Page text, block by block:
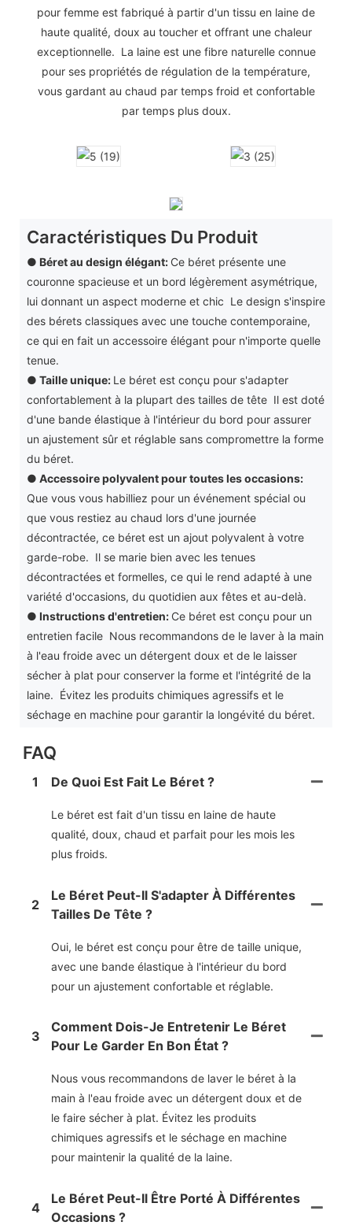
pour femme est fabriqué à partir d'un tissu en laine de
haute qualité, doux au toucher et offrant une chaleur
exceptionnelle. La laine est une fibre naturelle connue
pour ses propriétés de régulation de la température,
vous gardant au chaud par temps froid et confortable
par temps plus doux.
Caractéristiques Du Produit
● Béret au design élégant: Ce béret présente une
couronne spacieuse et un bord légèrement asymétrique,
lui donnant un aspect moderne et chic Le design s'inspire
des bérets classiques avec une touche contemporaine,
ce qui en fait un accessoire élégant pour n'importe quelle
tenue.
● Taille unique: Le béret est conçu pour s'adapter
confortablement à la plupart des tailles de tête Il est doté
d'une bande élastique à l'intérieur du bord pour assurer
un ajustement sûr et réglable sans compromettre la forme
du béret.
● Accessoire polyvalent pour toutes les occasions:
Que vous vous habilliez pour un événement spécial ou
que vous restiez au chaud lors d'une journée
décontractée, ce béret est un ajout polyvalent à votre
garde-robe. Il se marie bien avec les tenues
décontractées et formelles, ce qui le rend adapté à une
variété d'occasions, du quotidien aux fêtes et au-delà.
● Instructions d'entretien: Ce béret est conçu pour un
entretien facile Nous recommandons de le laver à la main
à l'eau froide avec un détergent doux et de le laisser
sécher à plat pour conserver la forme et l'intégrité de la
laine. Évitez les produits chimiques agressifs et le
séchage en machine pour garantir la longévité du béret.
FAQ
1 De Quoi Est Fait Le Béret ?
Le béret est fait d'un tissu en laine de haute
qualité, doux, chaud et parfait pour les mois les
plus froids.
2
Le Béret Peut-Il S'adapter À Différentes
Tailles De Tête ?
Oui, le béret est conçu pour être de taille unique,
avec une bande élastique à l'intérieur du bord
pour un ajustement confortable et réglable.
3
Comment Dois-Je Entretenir Le Béret
Pour Le Garder En Bon État ?
Nous vous recommandons de laver le béret à la
main à l'eau froide avec un détergent doux et de
le faire sécher à plat. Évitez les produits
chimiques agressifs et le séchage en machine
pour maintenir la qualité de la laine.
4
Le Béret Peut-Il Être Porté À Différentes
Occasions ?